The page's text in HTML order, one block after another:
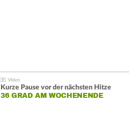
Kurze Pause vor der nächsten Hitze
36 GRAD AM WOCHENENDE